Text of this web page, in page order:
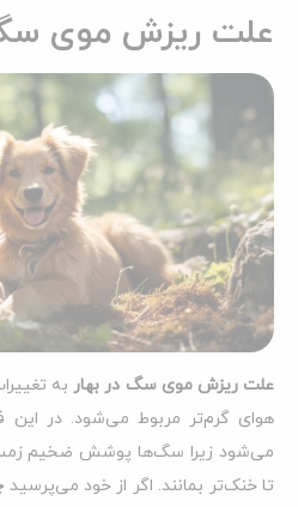
علت ریزش موی سگ
علت ریزش موی سگ در بهاربه
هوای گرم‌تر مربوط می‌شود. در این
می‌شود زیرا سگ‌ها پوشش ضخیم
تا خنک‌تر بمانند. اگر از خود می‌پرسید